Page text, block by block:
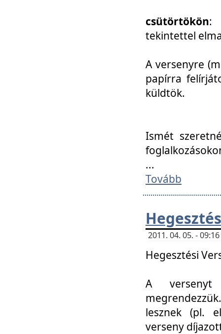
csütörtökön:
tekintettel
A versenyre
papírra
küldtök.
Ismét
...
Tovább
2011. 04. 05. -
Hegesztési
A versenyt
lesznek (pl.
verseny